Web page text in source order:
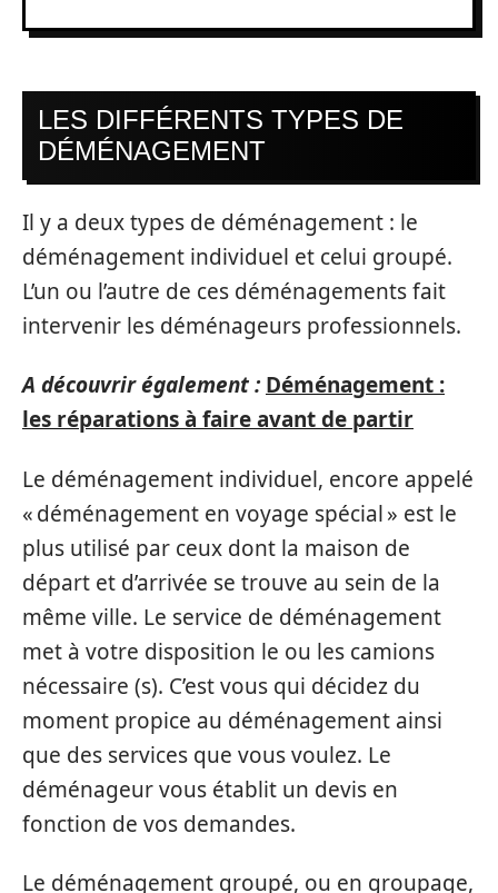
LES DIFFÉRENTS TYPES DE
DÉMÉNAGEMENT
Il y a deux types de déménagement : le
déménagement individuel et celui groupé.
L’un ou l’autre de ces déménagements fait
intervenir les déménageurs professionnels.
A découvrir également : Déménagement :
les réparations à faire avant de partir
Le déménagement individuel, encore appelé
« déménagement en voyage spécial » est le
plus utilisé par ceux dont la maison de
départ et d’arrivée se trouve au sein de la
même ville. Le service de déménagement
met à votre disposition le ou les camions
nécessaire (s). C’est vous qui décidez du
moment propice au déménagement ainsi
que des services que vous voulez. Le
déménageur vous établit un devis en
fonction de vos demandes.
Le déménagement groupé, ou en groupage,